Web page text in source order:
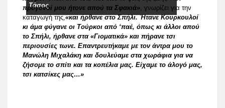
Τάσος
πρόγονοί μου ήτονε απού τα Σφακιά» , γνωρίζει για την
καταγωγή της,«και ήρθανε στο Σπήλι. Ήτανε Κουρκουλοί
κι άμα φύγανε οι Τούρκοι από ‘παέ, όπως κι άλλοι απού
το Σπήλι, ήρθανε στα «Γιοματικά» και πήρανε τσι
περιουσίες τωνε. Επαντρευτήκαμε με τον άντρα μου το
Μανώλη Μιχαλάκη και δουλεύαμε στα χωράφια για να
ζήσομε το σπίτι και τα κοπέλια μας. Είχαμε το άλογό μας,
τσι κατσίκες μας…»